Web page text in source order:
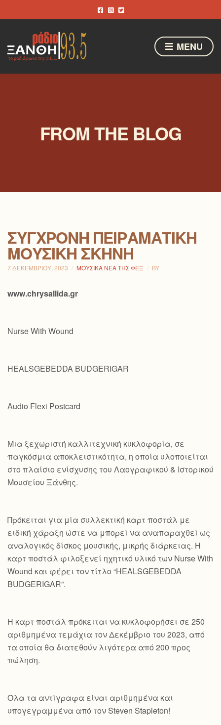
MENU
FROM THE BLOG
ΣΎΓΧΡΟΝΗ ΠΕΙΡΑΜΑΤΙΚΉ
ΜΟΥΣΙΚΉ ΣΚΗΝΉ
7 ΔΕΚΕΜΒΡΊΟΥ, 2023 ΜΟΥΣΙΚΆ ΝΈΑ ΤΗΣ ΦΕΞ BY
www.chrysallida.gr
Nurse With Wound
HEALSGEBEDDA BUDGERIGAR
Audio Flexi Postcard
Mια ξεχωριστή καλλιτεχνική κυκλοφορία, σε
παγκόσμια αποκλειστικότητα, η οποία υλοποιείται
στο πλαίσιο ενίσχυσης του Λαογραφικού & Ιστορικού
Μουσείου Ξάνθης.
Πρόκειται για μία συλλεκτική καρτ ποστάλ με
ειδική χάραξη ώστε να μπορεί να αναπαραχθεί ως
αναλογικός δίσκος μουσικής, μικρής διάρκειας. Η
καρτ ποστάλ φιλοξενεί ηχητικό υλικό των Nurse With
Wound και φέρει τον τίτλο “HEALSGEBEDDA
BUDGERIGAR”.
Η καρτ ποστάλ πρόκειται να κυκλοφορήσει σε 250
αριθμημένα τεμάχια τον Δεκέμβριο του 2023, από
τα οποία θα διατεθούν λιγότερα από 200 προς
πώληση.
Όλα τα αντίγραφα είναι αριθμημένα και
υπογεγραμμένα από τον Steven Stapleton!